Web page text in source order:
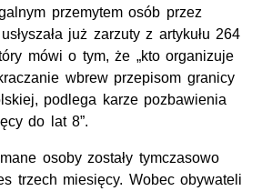
przemytem osób przez
już zarzuty z artykułu 264
mówi o tym, że „kto organizuje
wbrew przepisom granicy
podlega karze pozbawienia
do lat 8”.
osoby zostały tymczasowo
trzech miesięcy. Wobec obywateli